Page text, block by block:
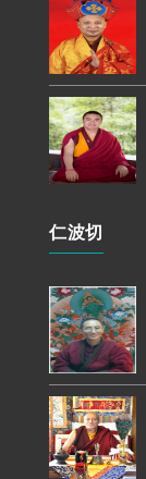
仁波切